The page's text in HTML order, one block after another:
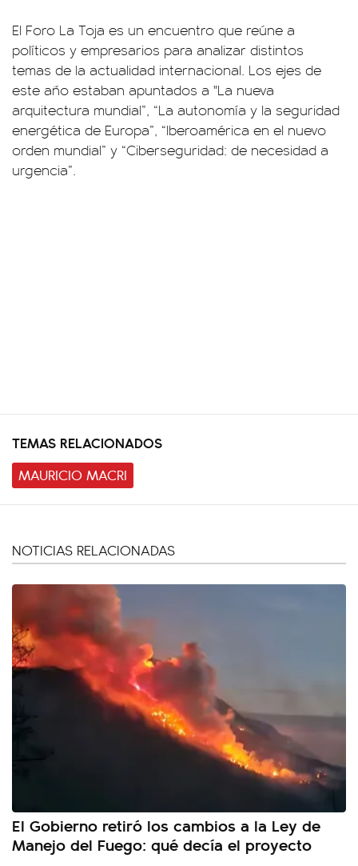
El Foro La Toja es un encuentro que reúne a
políticos y empresarios para analizar distintos
temas de la actualidad internacional. Los ejes de
este año estaban apuntados a "La nueva
arquitectura mundial”, “La autonomía y la seguridad
energética de Europa”, “Iberoamérica en el nuevo
orden mundial” y “Ciberseguridad: de necesidad a
urgencia”.
TEMAS RELACIONADOS
MAURICIO MACRI
NOTICIAS RELACIONADAS
El Gobierno retiró los cambios a la Ley de
Manejo del Fuego: qué decía el proyecto